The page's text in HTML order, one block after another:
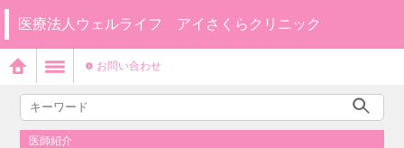
医療法人ウェルライフ アイさくらクリニック
お問い合わせ
医師紹介